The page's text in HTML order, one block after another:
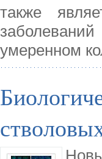
также
умеренном